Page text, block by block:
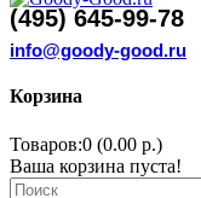
(495) 645-99-78
info@goody-good.ru
Корзина
Товаров:0 (0.00 р.)
Ваша корзина пуста!